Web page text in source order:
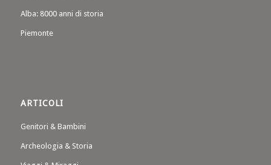
Alba: 8000 anni di storia
Piemonte
ARTICOLI
Genitori & Bambini
Archeologia & Storia